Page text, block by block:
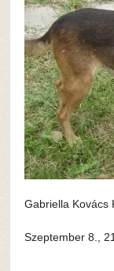
Gabriella Kovács
Szeptember 8.,